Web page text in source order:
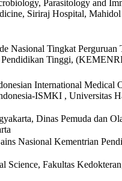
Parasitology and
Siriraj Hospital,
Nasional Tingkat
Pendidikan Tinggi,
International Medical
ISMKI , Universitas
Dinas Pemuda dan
Nasional Kementrian
Science, Fakultas